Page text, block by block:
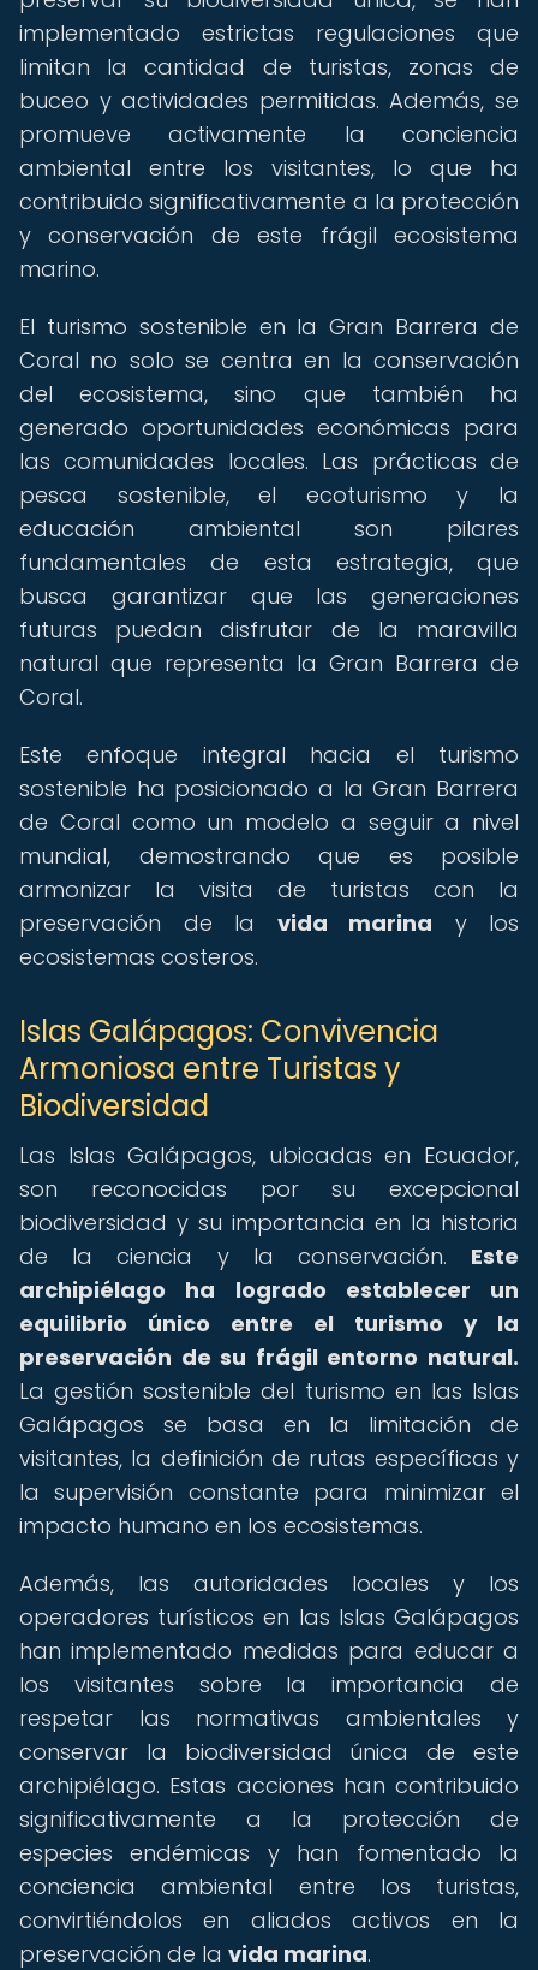
implementado estrictas regulaciones que
limitan la cantidad de turistas, zonas de
buceo y actividades permitidas. Además, se
promueve activamente la conciencia
ambiental entre los visitantes, lo que ha
contribuido significativamente a la protección
y conservación de este frágil ecosistema
marino.
El turismo sostenible en la Gran Barrera de
Coral no solo se centra en la conservación
del ecosistema, sino que también ha
generado oportunidades económicas para
las comunidades locales. Las prácticas de
pesca sostenible, el ecoturismo y la
educación ambiental son pilares
fundamentales de esta estrategia, que
busca garantizar que las generaciones
futuras puedan disfrutar de la maravilla
natural que representa la Gran Barrera de
Coral.
Este enfoque integral hacia el turismo
sostenible ha posicionado a la Gran Barrera
de Coral como un modelo a seguir a nivel
mundial, demostrando que es posible
armonizar la visita de turistas con la
preservación de la vida marina y los
ecosistemas costeros.
Islas Galápagos: Convivencia
Armoniosa entre Turistas y
Biodiversidad
Las Islas Galápagos, ubicadas en Ecuador,
son reconocidas por su excepcional
biodiversidad y su importancia en la historia
de la ciencia y la conservación. Este
archipiélago ha logrado establecer un
equilibrio único entre el turismo y la
preservación de su frágil entorno natural.
La gestión sostenible del turismo en las Islas
Galápagos se basa en la limitación de
visitantes, la definición de rutas específicas y
la supervisión constante para minimizar el
impacto humano en los ecosistemas.
Además, las autoridades locales y los
operadores turísticos en las Islas Galápagos
han implementado medidas para educar a
los visitantes sobre la importancia de
respetar las normativas ambientales y
conservar la biodiversidad única de este
archipiélago. Estas acciones han contribuido
significativamente a la protección de
especies endémicas y han fomentado la
conciencia ambiental entre los turistas,
convirtiéndolos en aliados activos en la
preservación de la vida marina.